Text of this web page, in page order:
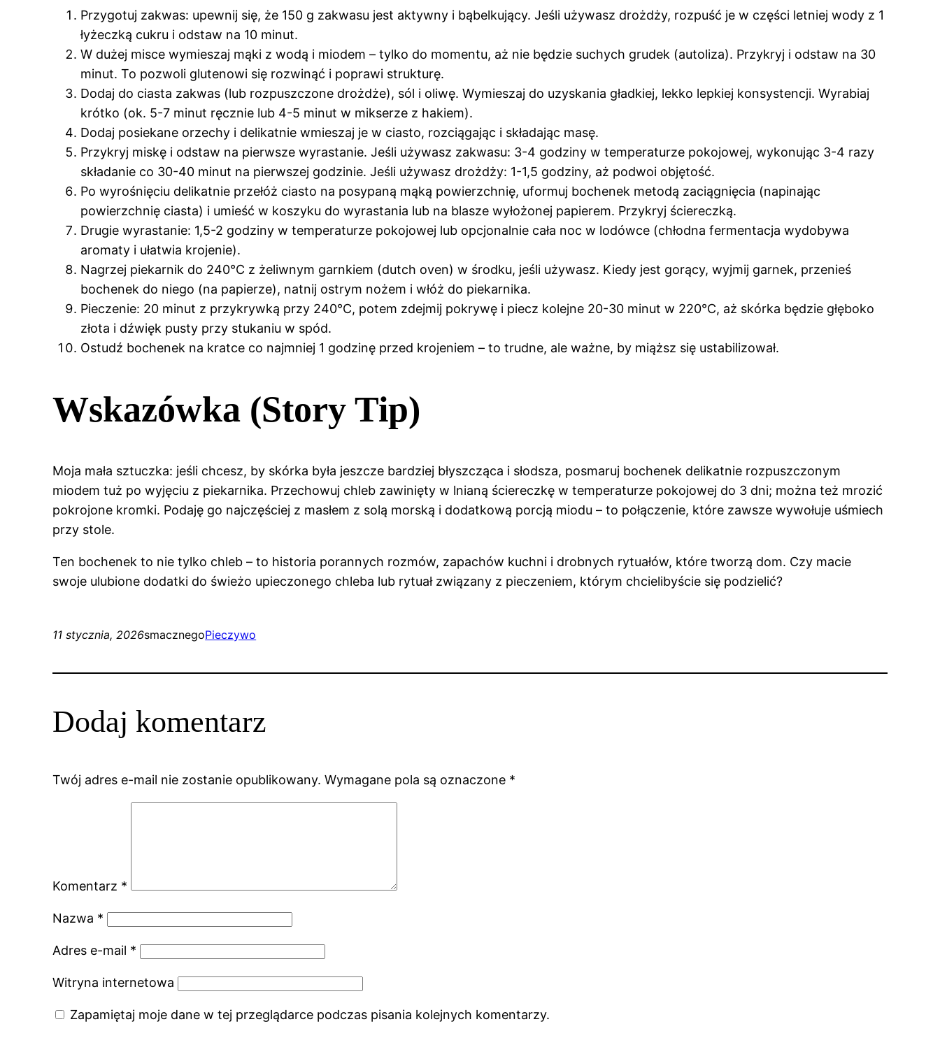
Przygotuj zakwas: upewnij się, że 150 g zakwasu jest aktywny i bąbelkujący. Jeśli używasz drożdży, rozpuść je w części letniej wody z 1
łyżeczką cukru i odstaw na 10 minut.
W dużej misce wymieszaj mąki z wodą i miodem – tylko do momentu, aż nie będzie suchych grudek (autoliza). Przykryj i odstaw na 30
minut. To pozwoli glutenowi się rozwinąć i poprawi strukturę.
Dodaj do ciasta zakwas (lub rozpuszczone drożdże), sól i oliwę. Wymieszaj do uzyskania gładkiej, lekko lepkiej konsystencji. Wyrabiaj
krótko (ok. 5-7 minut ręcznie lub 4-5 minut w mikserze z hakiem).
Dodaj posiekane orzechy i delikatnie wmieszaj je w ciasto, rozciągając i składając masę.
Przykryj miskę i odstaw na pierwsze wyrastanie. Jeśli używasz zakwasu: 3-4 godziny w temperaturze pokojowej, wykonując 3-4 razy
składanie co 30-40 minut na pierwszej godzinie. Jeśli używasz drożdży: 1-1,5 godziny, aż podwoi objętość.
Po wyrośnięciu delikatnie przełóż ciasto na posypaną mąką powierzchnię, uformuj bochenek metodą zaciągnięcia (napinając
powierzchnię ciasta) i umieść w koszyku do wyrastania lub na blasze wyłożonej papierem. Przykryj ściereczką.
Drugie wyrastanie: 1,5-2 godziny w temperaturze pokojowej lub opcjonalnie cała noc w lodówce (chłodna fermentacja wydobywa
aromaty i ułatwia krojenie).
Nagrzej piekarnik do 240°C z żeliwnym garnkiem (dutch oven) w środku, jeśli używasz. Kiedy jest gorący, wyjmij garnek, przenieś
bochenek do niego (na papierze), natnij ostrym nożem i włóż do piekarnika.
Pieczenie: 20 minut z przykrywką przy 240°C, potem zdejmij pokrywę i piecz kolejne 20-30 minut w 220°C, aż skórka będzie głęboko
złota i dźwięk pusty przy stukaniu w spód.
Ostudź bochenek na kratce co najmniej 1 godzinę przed krojeniem – to trudne, ale ważne, by miąższ się ustabilizował.
Wskazówka (Story Tip)
Moja mała sztuczka: jeśli chcesz, by skórka była jeszcze bardziej błyszcząca i słodsza, posmaruj bochenek delikatnie rozpuszczonym
miodem tuż po wyjęciu z piekarnika. Przechowuj chleb zawinięty w lnianą ściereczkę w temperaturze pokojowej do 3 dni; można też mrozić
pokrojone kromki. Podaję go najczęściej z masłem z solą morską i dodatkową porcją miodu – to połączenie, które zawsze wywołuje uśmiech
przy stole.
Ten bochenek to nie tylko chleb – to historia porannych rozmów, zapachów kuchni i drobnych rytuałów, które tworzą dom. Czy macie
swoje ulubione dodatki do świeżo upieczonego chleba lub rytuał związany z pieczeniem, którym chcielibyście się podzielić?
11 stycznia, 2026smacznegoPieczywo
Dodaj komentarz
Twój adres e-mail nie zostanie opublikowany. Wymagane pola są oznaczone *
Komentarz *
Nazwa *
Adres e-mail *
Witryna internetowa
Zapamiętaj moje dane w tej przeglądarce podczas pisania kolejnych komentarzy.